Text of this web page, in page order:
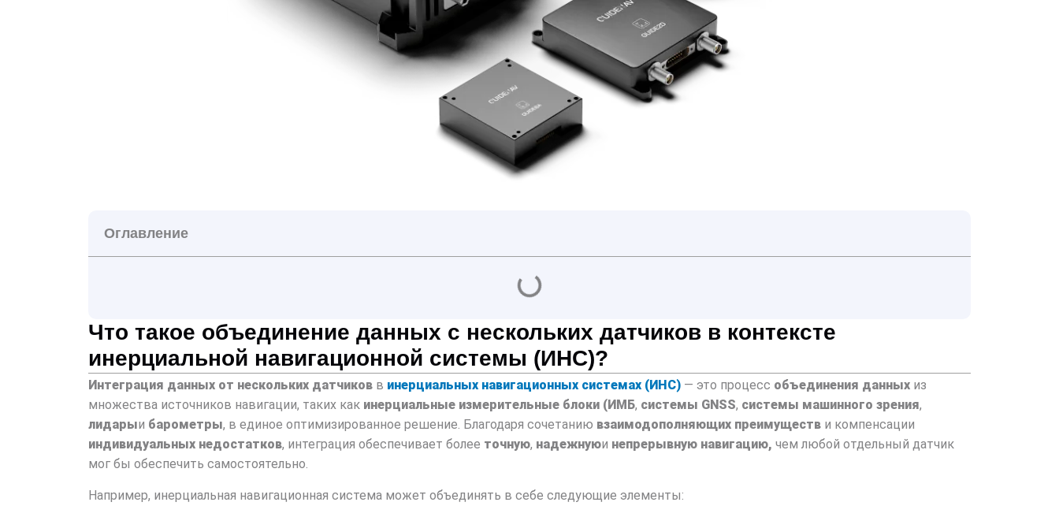
Оглавление
Что такое объединение данных с нескольких датчиков в контексте
инерциальной навигационной системы (ИНС)?
Интеграция данных от нескольких датчиков в инерциальных навигационных системах (ИНС) — это процесс объединения данных из
множества источников навигации, таких как инерциальные измерительные блоки (ИМБ, системы GNSS, системы машинного зрения,
лидарыи барометры, в единое оптимизированное решение. Благодаря сочетанию взаимодополняющих преимуществ и компенсации
индивидуальных недостатков, интеграция обеспечивает более точную, надежнуюи непрерывную навигацию, чем любой отдельный датчик
мог бы обеспечить самостоятельно.
Например, инерциальная навигационная система может объединять в себе следующие элементы: